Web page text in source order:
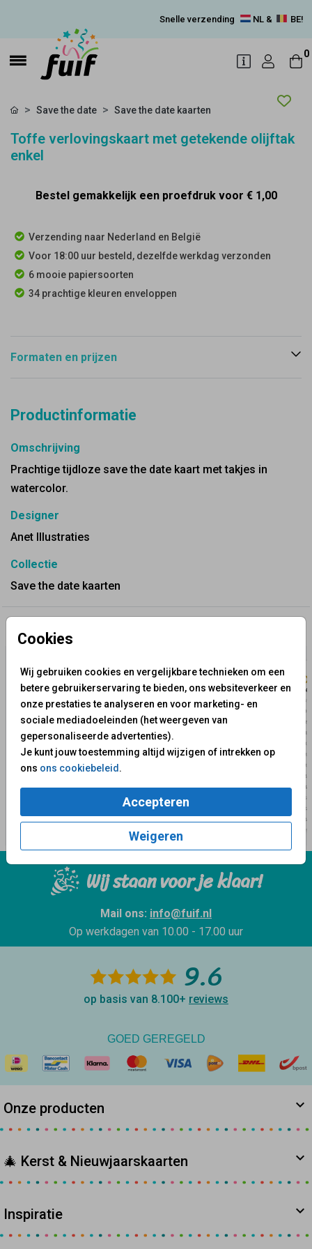
Snelle verzending NL & BE!
0
Cookies
Wij gebruiken cookies en vergelijkbare technieken om een
betere gebruikerservaring te bieden, ons websiteverkeer en
onze prestaties te analyseren en voor marketing- en
sociale mediadoeleinden (het weergeven van
gepersonaliseerde advertenties).
Je kunt jouw toestemming altijd wijzigen of intrekken op
ons ons cookiebeleid .
Accepteren
Weigeren
Save the date Save the date kaarten
Toffe verlovingskaart met getekende olijftak
enkel
Bestel gemakkelijk een proefdruk voor € 1,00
Verzending naar Nederland en België
Voor 18:00 uur besteld, dezelfde werkdag verzonden
6 mooie papiersoorten
34 prachtige kleuren enveloppen
Formaten en prijzen
Productinformatie
Omschrijving
Prachtige tijdloze save the date kaart met takjes in
watercolor.
Designer
Anet Illustraties
Collectie
Save the date kaarten
✨ Deze ontwerpen vind je misschien ook leuk
Wij staan voor je klaar!
Mail ons: info@fuif.nl
Op werkdagen van 10.00 - 17.00 uur
9.6
op basis van 8.100+ reviews
GOED GEREGELD
Onze producten
🎄 Kerst & Nieuwjaarskaarten
Inspiratie